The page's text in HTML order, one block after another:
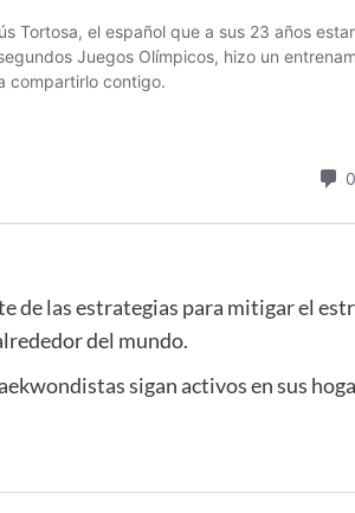
de las estrategias para mitigar el
del mundo.
sigan activos en sus